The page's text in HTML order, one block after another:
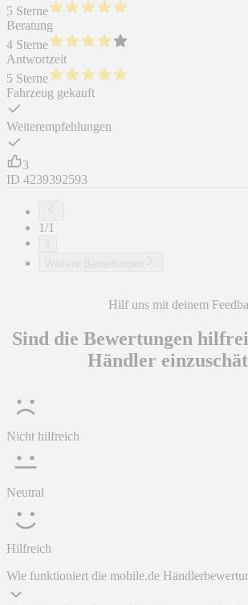
5 Sterne
Beratung
4 Sterne
Antwortzeit
5 Sterne
Fahrzeug gekauft
Weiterempfehlungen
3
ID 4239392593
1/1
Hilf uns mit deinem
Sind die Bewertungen
Händler
Nicht hilfreich
Neutral
Hilfreich
Wie funktioniert die mobile.de